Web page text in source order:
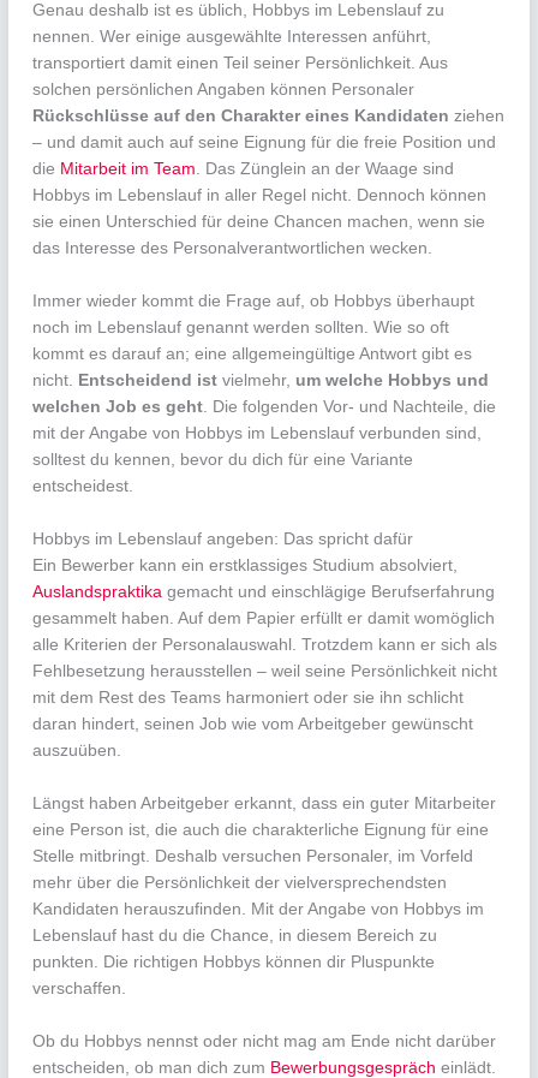
Genau deshalb ist es üblich, Hobbys im Lebenslauf zu
nennen. Wer einige ausgewählte Interessen anführt,
transportiert damit einen Teil seiner Persönlichkeit. Aus
solchen persönlichen Angaben können Personaler
Rückschlüsse auf den Charakter eines Kandidaten ziehen
– und damit auch auf seine Eignung für die freie Position und
die Mitarbeit im Team. Das Zünglein an der Waage sind
Hobbys im Lebenslauf in aller Regel nicht. Dennoch können
sie einen Unterschied für deine Chancen machen, wenn sie
das Interesse des Personalverantwortlichen wecken.
Immer wieder kommt die Frage auf, ob Hobbys überhaupt
noch im Lebenslauf genannt werden sollten. Wie so oft
kommt es darauf an; eine allgemeingültige Antwort gibt es
nicht. Entscheidend ist vielmehr, um welche Hobbys und
welchen Job es geht. Die folgenden Vor- und Nachteile, die
mit der Angabe von Hobbys im Lebenslauf verbunden sind,
solltest du kennen, bevor du dich für eine Variante
entscheidest.
Hobbys im Lebenslauf angeben: Das spricht dafür
Ein Bewerber kann ein erstklassiges Studium absolviert,
Auslandspraktika gemacht und einschlägige Berufserfahrung
gesammelt haben. Auf dem Papier erfüllt er damit womöglich
alle Kriterien der Personalauswahl. Trotzdem kann er sich als
Fehlbesetzung herausstellen – weil seine Persönlichkeit nicht
mit dem Rest des Teams harmoniert oder sie ihn schlicht
daran hindert, seinen Job wie vom Arbeitgeber gewünscht
auszuüben.
Längst haben Arbeitgeber erkannt, dass ein guter Mitarbeiter
eine Person ist, die auch die charakterliche Eignung für eine
Stelle mitbringt. Deshalb versuchen Personaler, im Vorfeld
mehr über die Persönlichkeit der vielversprechendsten
Kandidaten herauszufinden. Mit der Angabe von Hobbys im
Lebenslauf hast du die Chance, in diesem Bereich zu
punkten. Die richtigen Hobbys können dir Pluspunkte
verschaffen.
Ob du Hobbys nennst oder nicht mag am Ende nicht darüber
entscheiden, ob man dich zum Bewerbungsgespräch einlädt.